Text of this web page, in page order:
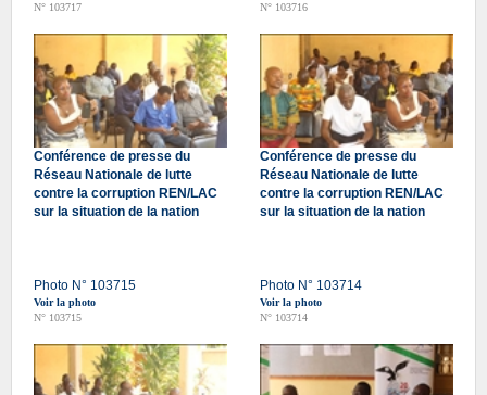
N° 103717
N° 103716
Conférence de presse du
Réseau Nationale de lutte
contre la corruption REN/LAC
sur la situation de la nation
Photo N° 103715
Voir la photo
N° 103715
Conférence de presse du
Réseau Nationale de lutte
contre la corruption REN/LAC
sur la situation de la nation
Photo N° 103714
Voir la photo
N° 103714